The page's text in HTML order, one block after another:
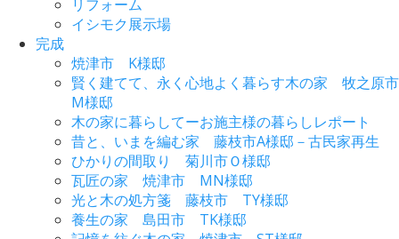
リフォーム
イシモク展示場
完成
焼津市 K様邸
賢く建てて、永く心地よく暮らす木の家 牧之原市
M様邸
木の家に暮らしてーお施主様の暮らしレポート
昔と、いまを編む家 藤枝市A様邸－古民家再生
ひかりの間取り 菊川市Ｏ様邸
瓦匠の家 焼津市 MN様邸
光と木の処方箋 藤枝市 TY様邸
養生の家 島田市 TK様邸